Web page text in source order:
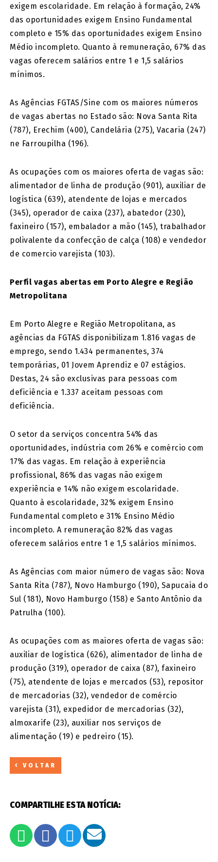
exigem escolaridade. Em relação à formação, 24%
das oportunidades exigem Ensino Fundamental
completo e 15% das oportunidades exigem Ensino
Médio incompleto. Quanto à remuneração, 67% das
vagas oferecem salários entre 1 e 1,5 salários
mínimos.
As Agências FGTAS/Sine com os maiores números
de vagas abertas no Estado são: Nova Santa Rita
(787), Erechim (400), Candelária (275), Vacaria (247)
ne Farroupilha (196).
As ocupações com os maiores oferta de vagas são:
alimentador de linha de produção (901), auxiliar de
logística (639), atendente de lojas e mercados
(345), operador de caixa (237), abatedor (230),
faxineiro (157), embalador a mão (145), trabalhador
polivalente da confecção de calça (108) e vendedor
de comercio varejista (103).
Perfil vagas abertas em Porto Alegre e Região
Metropolitana
Em Porto Alegre e Região Metropolitana, as
agências da FGTAS disponibilizam 1.816 vagas de
emprego, sendo 1.434 permanentes, 374
temporárias, 01 Jovem Aprendiz e 07 estágios.
Destas, 24 são exclusivas para pessoas com
deficiência e 1.337 aceitam pessoas com
deficiência.
O setor da serviços concentra 54% das
oportunidades, indústria com 26% e comércio com
17% das vagas. Em relação à experiência
profissional, 86% das vagas não exigem
experiência e 14% não exigem escolaridade.
Quanto à escolaridade, 32% exigem Ensino
Fundamental completo e 31% Ensino Médio
incompleto. A remuneração 82% das vagas
oferecem salários entre 1 e 1,5 salários mínimos.
As Agências com maior número de vagas são: Nova
Santa Rita (787), Novo Hamburgo (190), Sapucaia do
Sul (181), Novo Hamburgo (158) e Santo Antônio da
Patrulha (100).
As ocupações com as maiores oferta de vagas são:
auxiliar de logística (626), alimentador de linha de
produção (319), operador de caixa (87), faxineiro
(75), atendente de lojas e mercados (53), repositor
de mercadorias (32), vendedor de comércio
varejista (31), expedidor de mercadorias (32),
almoxarife (23), auxiliar nos serviços de
alimentação (19) e pedreiro (15).
VOLTAR
COMPARTILHE ESTA NOTÍCIA: